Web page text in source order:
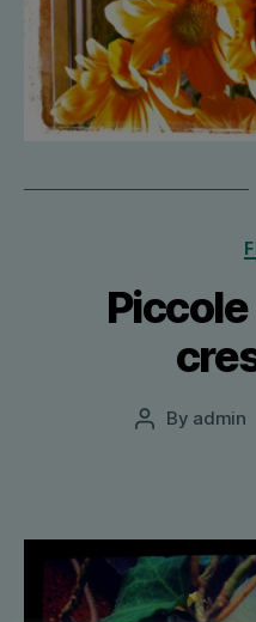
Post
By admin